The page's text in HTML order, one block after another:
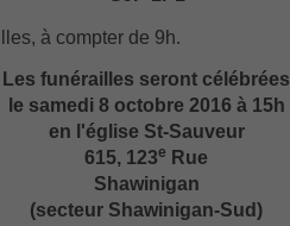
à compter de 9h.
Les funérailles seront célébrées
le samedi 8 octobre 2016 à 15h
en l'église St-Sauveur
615, 123e Rue
Shawinigan
(secteur Shawinigan-Sud)